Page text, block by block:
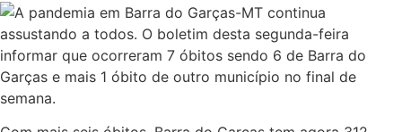
A pandemia em Barra do Garças-MT continua
assustando a todos. O boletim desta segunda-feira
informar que ocorreram 7 óbitos sendo 6 de Barra do
Garças e mais 1 óbito de outro município no final de
semana.